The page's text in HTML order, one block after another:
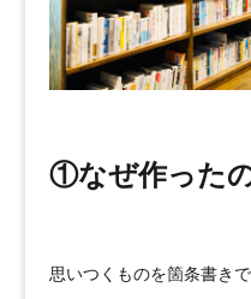
①なぜ作った
思いつくものを箇条書きで